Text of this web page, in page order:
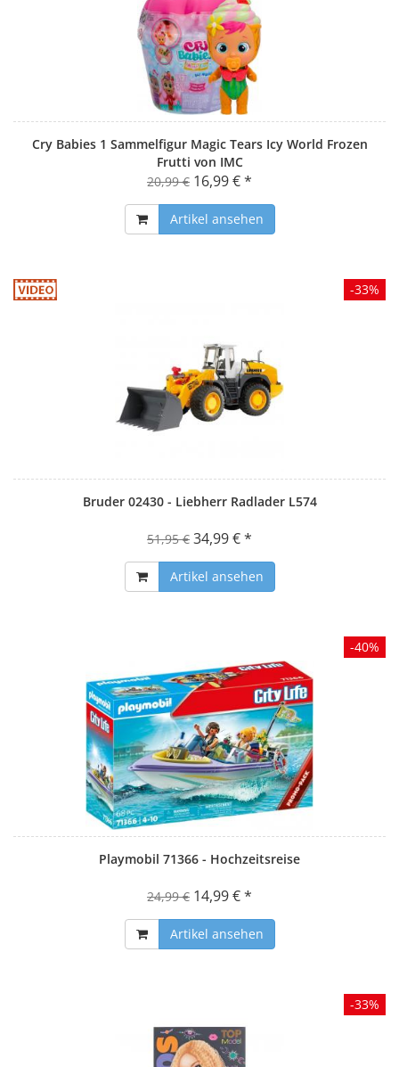
Cry Babies 1 Sammelfigur Magic Tears Icy World Frozen
Frutti von IMC
20,99 € 16,99 € *
Artikel ansehen
Bruder 02430 - Liebherr Radlader L574
51,95 € 34,99 € *
Artikel ansehen
-33%
Playmobil 71366 - Hochzeitsreise
24,99 € 14,99 € *
Artikel ansehen
-40%
-33%